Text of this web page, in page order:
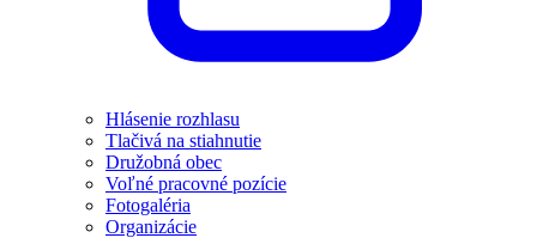
Hlásenie rozhlasu
Tlačivá na stiahnutie
Družobná obec
Voľné pracovné pozície
Fotogaléria
Organizácie